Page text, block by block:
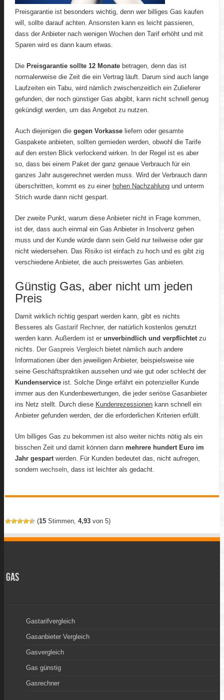
Preisgarantie ist besonders wichtig, denn wer billiges Gas kaufen
will, sollte darauf achten. Ansonsten kann es leicht passieren,
dass der Anbieter nach wenigen Wochen den Tarif erhöht und mit
Sparen wird es dann kaum etwas.
DiePreisgarantie sollte 12 Monate betragen, denn das ist
normalerweise die Zeit die ein Vertrag läuft. Darum sind auch lange
Laufzeiten ein Tabu, wird nämlich zwischenzeitlich ein Zulieferer
gefunden, der noch günstiger Gas abgibt, kann nicht schnell genug
gekündigt werden, um das Angebot zu nutzen.
Auch diejenigen diegegen Vorkasse liefern oder gesamte
Gaspakete anbieten, sollten gemieden werden, obwohl die Tarife
auf den ersten Blick verlockend wirken. In der Regel ist es aber
so, dass bei einem Paket der ganz genaue Verbrauch für ein
ganzes Jahr ausgerechnet werden muss. Wird der Verbrauch dann
überschritten, kommt es zu einer hohen Nachzahlung und unterm
Strich wurde dann nicht gespart.
Der zweite Punkt, warum diese Anbieter nicht in Frage kommen,
ist der, dass auch einmal ein Gas Anbieter in Insolvenz gehen
muss und der Kunde würde dann sein Geld nur teilweise oder gar
nicht wiedersehen. Das Risiko ist einfach zu hoch und es gibt zig
verschiedene Anbieter, die auch preiswertes Gas anbieten.
Günstig Gas, aber nicht um jeden
Preis
Damit wirklich richtig gespart werden kann, gibt es nichts
Besseres alsGastarif Rechner, der natürlich kostenlos genutzt
werden kann. Außerdem ist erunverbindlich und verpflichtet zu
nichts. Der Gaspreis Vergleichbietet nämlich auch andere
Informationen über den jeweiligen Anbieter, beispielsweise wie
seine Geschäftspraktiken aussehen und wie gut oder schlecht der
Kundenservice ist. Solche Dinge erfährt ein potenzieller Kunde
immer aus den Kundenbewertungen, die jeder seriöse Gasanbieter
ins Netz stellt. Durch diese Kundenrezessionen kann schnell ein
Anbieter gefunden werden, der die erforderlichen Kriterien erfüllt.
Um billiges Gas zu bekommen ist also weiter nichts nötig als ein
bisschen Zeit und damit können dann mehrere hundert Euro im
Jahr gespart werden. Für Kunden bedeutet das, nicht aufregen,
sondernwechseln , dass ist leichter als gedacht.
(15 Stimmen,4,93 von 5)
Gas
Gastarifvergleich
Gasanbieter Vergleich
Gasvergleich
Gas günstig
Gasrechner